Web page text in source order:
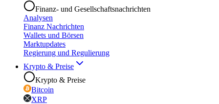
Finanz- und Gesellschaftsnachrichten
Analysen
Finanz Nachrichten
Wallets und Börsen
Marktupdates
Regierung und Regulierung
Krypto & Preise
Krypto & Preise
Bitcoin
XRP